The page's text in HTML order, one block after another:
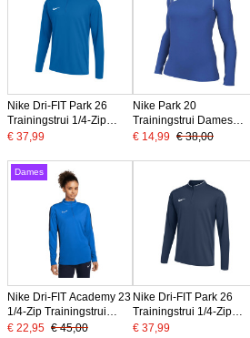
Nike Dri-FIT Park 26
Trainingstrui 1/4-Zip
Blauw Wit
€ 37,99
Nike Park 20
Trainingstrui Dames
Blauw Wit
€ 14,99 € 38,00
Dames
Nike Dri-FIT Academy 23
1/4-Zip Trainingstrui
Dames Blauw
€ 22,95 € 45,00
Nike Dri-FIT Park 26
Trainingstrui 1/4-Zip
Donkerblauw Wit
€ 37,99